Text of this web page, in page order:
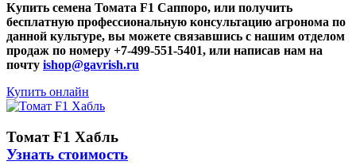
Купить семена Томата F1 Саппоро, или получить
бесплатную профессиональную консультацию агронома по
данной культуре, вы можете связавшись с нашим отделом
продаж по номеру +7-499-551-5401, или написав нам на
почту ishop@gavrish.ru
Купить онлайн
Томат F1 Хабль
Узнать стоимость